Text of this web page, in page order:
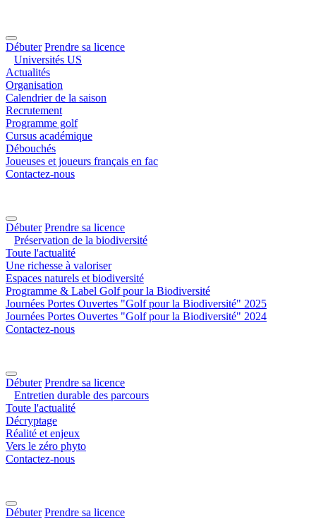
Débuter Prendre sa licence
Universités US
Actualités
Organisation
Calendrier de la saison
Recrutement
Programme golf
Cursus académique
Débouchés
Joueuses et joueurs français en fac
Contactez-nous
Débuter Prendre sa licence
Préservation de la biodiversité
Toute l'actualité
Une richesse à valoriser
Espaces naturels et biodiversité
Programme & Label Golf pour la Biodiversité
Journées Portes Ouvertes "Golf pour la Biodiversité" 2025
Journées Portes Ouvertes "Golf pour la Biodiversité" 2024
Contactez-nous
Débuter Prendre sa licence
Entretien durable des parcours
Toute l'actualité
Décryptage
Réalité et enjeux
Vers le zéro phyto
Contactez-nous
Débuter Prendre sa licence